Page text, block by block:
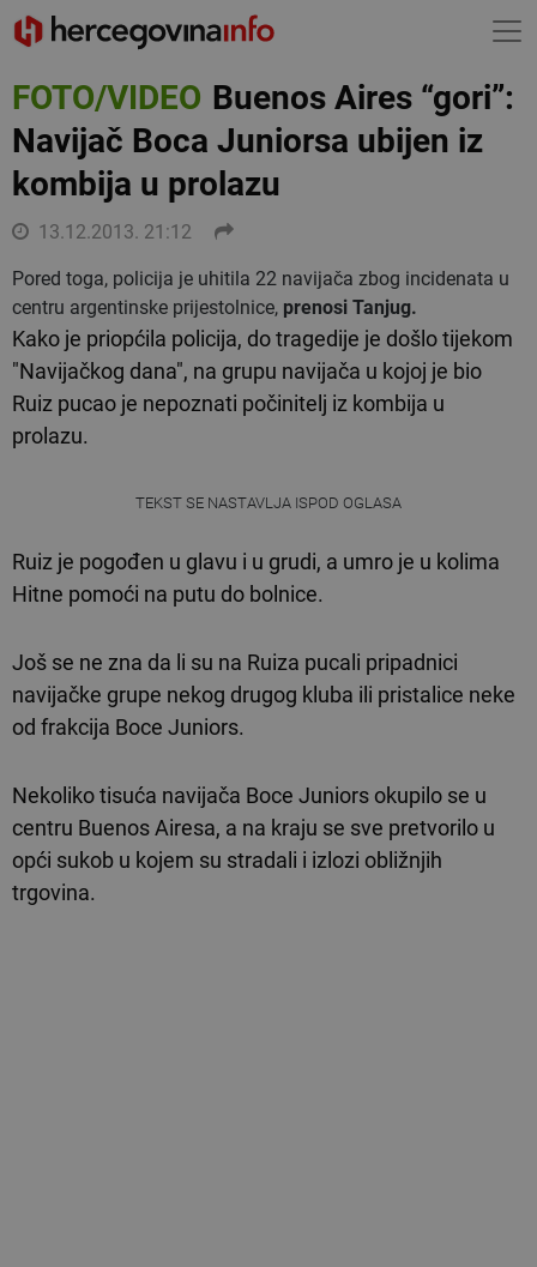
FOTO/VIDEOBuenos Aires “gori”:
Navijač Boca Juniorsa ubijen iz
kombija u prolazu
13.12.2013. 21:12
Pored toga, policija je uhitila 22 navijača zbog incidenata u
centru argentinske prijestolnice, prenosi Tanjug.
Kako je priopćila policija, do tragedije je došlo tijekom
"Navijačkog dana", na grupu navijača u kojoj je bio
Ruiz pucao je nepoznati počinitelj iz kombija u
prolazu.
TEKST SE NASTAVLJA ISPOD OGLASA
Ruiz je pogođen u glavu i u grudi, a umro je u kolima
Hitne pomoći na putu do bolnice.
Još se ne zna da li su na Ruiza pucali pripadnici
navijačke grupe nekog drugog kluba ili pristalice neke
od frakcija Boce Juniors.
Nekoliko tisuća navijača Boce Juniors okupilo se u
centru Buenos Airesa, a na kraju se sve pretvorilo u
opći sukob u kojem su stradali i izlozi obližnjih
trgovina.